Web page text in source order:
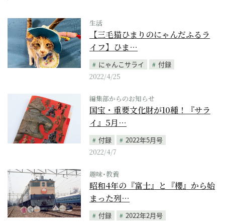
生活
【三毛猫ひまりのにゃんだふるラ
イフ】ひま…
にゃんこサライ
付録
2022/4/25
編集部からのお知らせ
国宝・重要文化財が10種！『サラ
イ』5月…
付録
2022年5月号
2022/4/7
趣味･教養
昭和4年の『富士』と『櫻』から始
まった列…
付録
2022年2月号